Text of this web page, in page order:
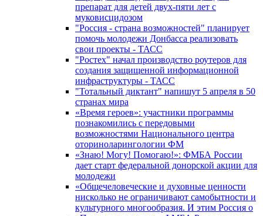
препарат для детей двух-пяти лет с
муковисцидозом
"Россия - страна возможностей" планирует
помочь молодежи Донбасса реализовать
свои проекты - ТАСС
"Ростех" начал производство роутеров для
создания защищенной информационной
инфраструктуры - ТАСС
"Тотальный диктант" напишут 5 апреля в 50
странах мира
«Время героев»: участники программы
познакомились с передовыми
возможностями Национального центра
оториноларингологии ФМ
«Знаю! Могу! Помогаю!»: ФМБА России
дает старт федеральной донорской акции для
молодежи
«Общечеловеческие и духовные ценности
нисколько не ограничивают самобытности и
культурного многообразия. И этим Россия о